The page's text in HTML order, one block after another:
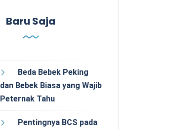
Baru Saja
Beda Bebek Peking
dan Bebek Biasa yang Wajib
Peternak Tahu
Pentingnya BCS pada